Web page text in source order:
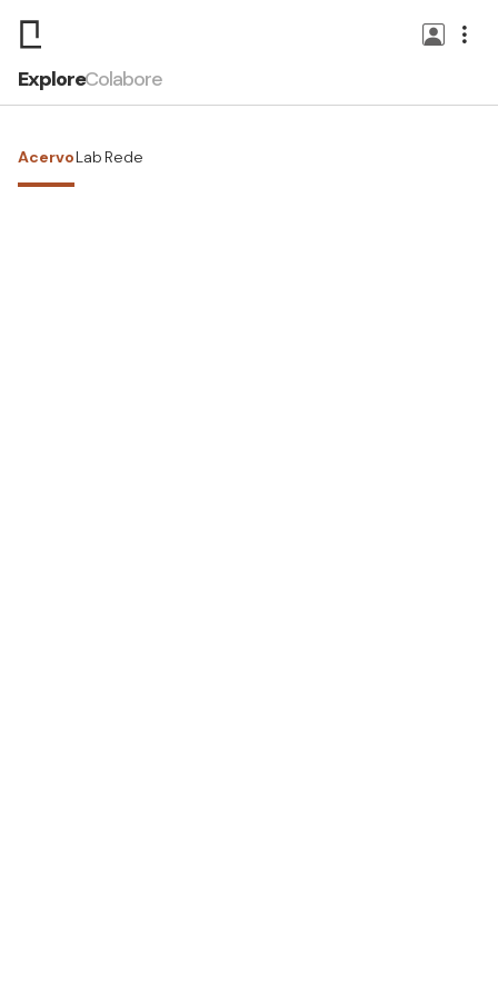
ExploreColabore
AcervoLab Rede